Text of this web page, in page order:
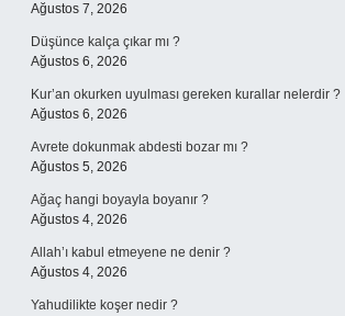
Ağustos 7, 2026
Düşünce kalça çıkar mı ?
Ağustos 6, 2026
Kur’an okurken uyulması gereken kurallar nelerdir ?
Ağustos 6, 2026
Avrete dokunmak abdesti bozar mı ?
Ağustos 5, 2026
Ağaç hangi boyayla boyanır ?
Ağustos 4, 2026
Allah’ı kabul etmeyene ne denir ?
Ağustos 4, 2026
Yahudilikte koşer nedir ?